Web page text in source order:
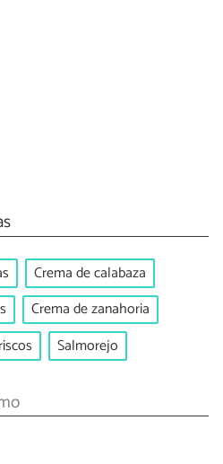
Crema de calabaza
Crema de zanahoria
Salmorejo